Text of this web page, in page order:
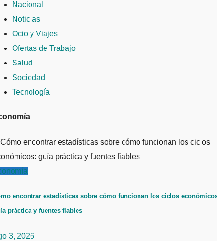
Nacional
Noticias
Ocio y Viajes
Ofertas de Trabajo
Salud
Sociedad
Tecnología
encontrar estadísticas sobre cómo funcionan los ciclos
práctica y fuentes fiables
3, 2026